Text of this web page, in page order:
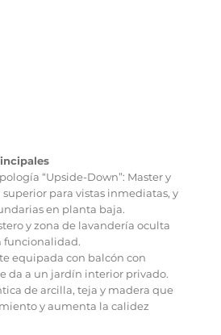
“Upside-Down”: Master y
para vistas inmediatas, y
en planta baja.
y zona de lavandería oculta
funcionalidad.
equipada con balcón con
da a un jardín interior privado.
de arcilla, teja y madera que
y aumenta la calidez